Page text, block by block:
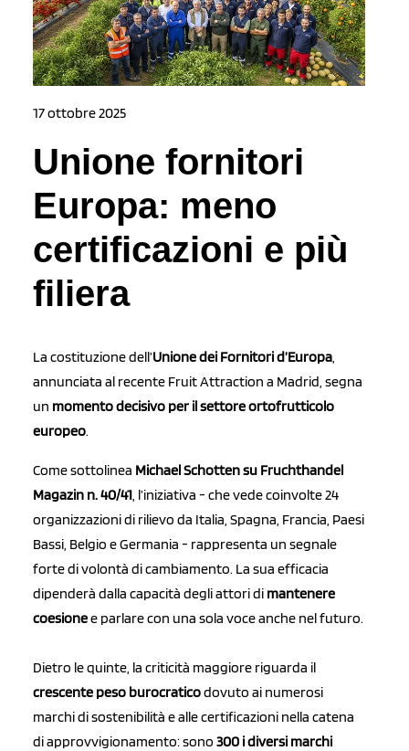
17 ottobre 2025
Unione fornitori
Europa: meno
certificazioni e più
filiera
La costituzione dell’Unione dei Fornitori d’Europa
annunciata al recente Fruit Attraction a Madrid, segna
un momento decisivo per il settore ortofrutticolo
europeo.
Come sottolinea Michael Schotten su Fruchthandel
Magazin n. 40/41 , l’iniziativa - che vede coinvolte 24
organizzazioni di rilievo da Italia, Spagna, Francia, Paesi
Bassi, Belgio e Germania - rappresenta un segnale
forte di volontà di cambiamento. La sua efficacia
dipenderà dalla capacità degli attori di mantenere
coesionee parlare con una sola voce anche nel futuro.
Dietro le quinte, la criticità maggiore riguarda il
crescente peso burocraticodovuto ai numerosi
marchi di sostenibilità e alle certificazioni nella catena
di approvvigionamento: sono 300 i diversi marchi